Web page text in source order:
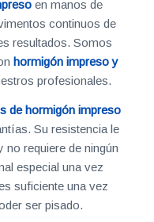
en manos de
continuos de
resultados. Somos
hormigón impreso y
profesionales.
de hormigón impreso
Su resistencia le
no requiere de ningún
especial una vez
suficiente una vez
ser pisado.